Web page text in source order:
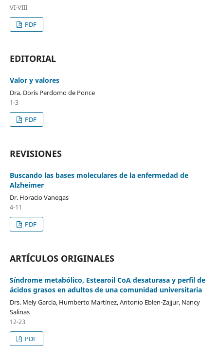
VI-VIII
PDF
EDITORIAL
Valor y valores
Dra. Doris Perdomo de Ponce
1-3
PDF
REVISIONES
Buscando las bases moleculares de la enfermedad de
Alzheimer
Dr. Horacio Vanegas
4-11
PDF
ARTÍCULOS ORIGINALES
Síndrome metabólico, Estearoil CoA desaturasa y perfil de
ácidos grasos en adultos de una comunidad universitaria
Drs. Mely García, Humberto Martínez, Antonio Eblen-Zajjur, Nancy
Salinas
12-23
PDF